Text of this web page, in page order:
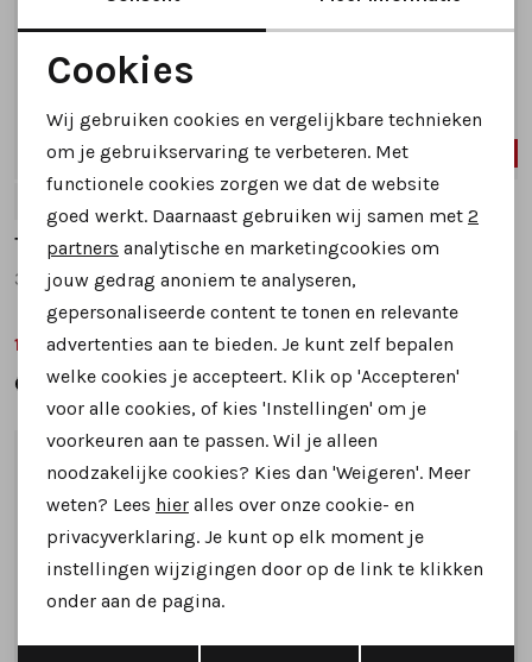
SALE
Think
3-000618 veterboots groen combinatie
159,99 199,95
Think
139,99 219,95
Noodzakelijke cookies
Personalisatie cookies
Analytische cookies
Marketing cookies
Terug Opslaan
Cookies
Wij gebruiken cookies en vergelijkbare technieken
om je gebruikservaring te verbeteren. Met
functionele cookies zorgen we dat de website
goed werkt. Daarnaast gebruiken wij samen met 2
partners analytische en marketingcookies om
jouw gedrag anoniem te analyseren,
gepersonaliseerde content te tonen en relevante
advertenties aan te bieden. Je kunt zelf bepalen
welke cookies je accepteert. Klik op 'Accepteren'
voor alle cookies, of kies 'Instellingen' om je
voorkeuren aan te passen. Wil je alleen
noodzakelijke cookies? Kies dan 'Weigeren'. Meer
weten? Lees hier alles over onze cookie- en
privacyverklaring. Je kunt op elk moment je
instellingen wijzigingen door op de link te klikken
onder aan de pagina.